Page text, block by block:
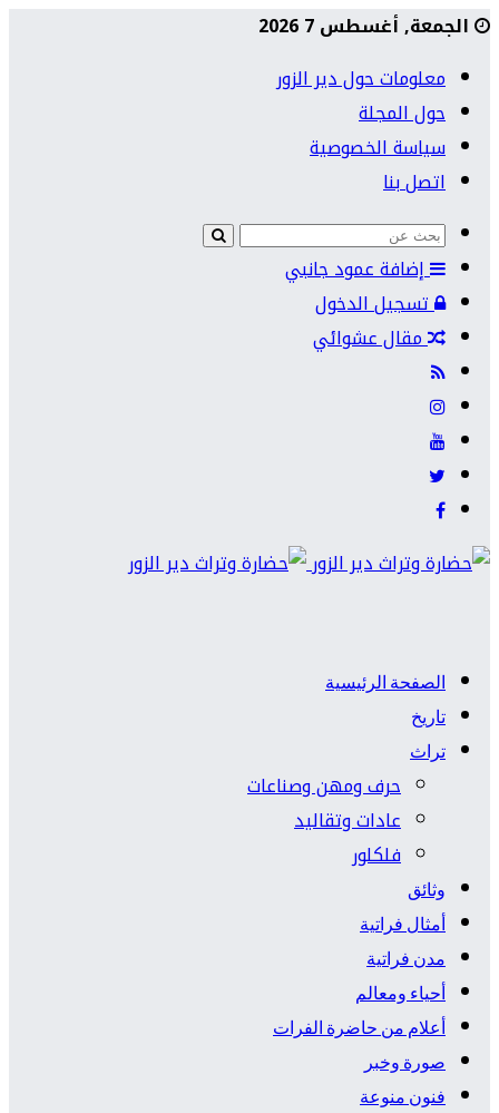
الجمعة, أغسطس 7 2026
معلومات حول دير الزور
حول المجلة
سياسة الخصوصية
اتصل بنا
إضافة عمود جانبي
تسجيل الدخول
مقال عشوائي
الصفحة الرئيسية
تاريخ
تراث
حرف ومهن وصناعات
عادات وتقاليد
فلكلور
وثائق
أمثال فراتية
مدن فراتية
أحياء ومعالم
أعلام من حاضرة الفرات
صورة وخبر
فنون منوعة